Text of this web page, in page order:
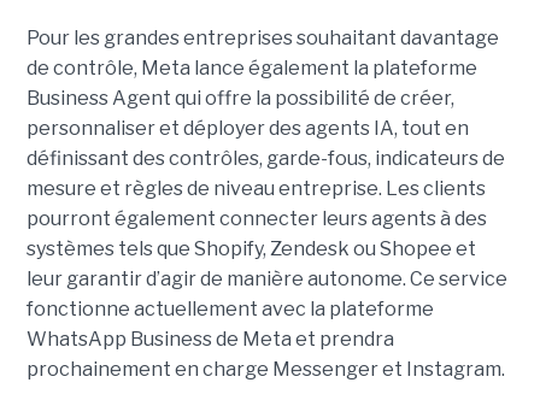
Pour les grandes entreprises souhaitant davantage
de contrôle, Meta lance également la plateforme
Business Agent qui offre la possibilité de créer,
personnaliser et déployer des agents IA, tout en
définissant des contrôles, garde-fous, indicateurs de
mesure et règles de niveau entreprise. Les clients
pourront également connecter leurs agents à des
systèmes tels que Shopify, Zendesk ou Shopee et
leur garantir d’agir de manière autonome. Ce service
fonctionne actuellement avec la plateforme
WhatsApp Business de Meta et prendra
prochainement en charge Messenger et Instagram.